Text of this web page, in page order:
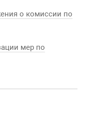
о комиссии по
мер по